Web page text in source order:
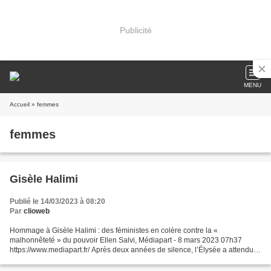
Publicité
MENU
Accueil » femmes
femmes
Gisèle Halimi
Publié le 14/03/2023 à 08:20
Par clioweb
Hommage à Gisèle Halimi : des féministes en colère contre la «
malhonnêteté » du pouvoir Ellen Salvi, Médiapart - 8 mars 2023 07h37
https://www.mediapart.fr/ Après deux années de silence, l’Élysée a attendu la